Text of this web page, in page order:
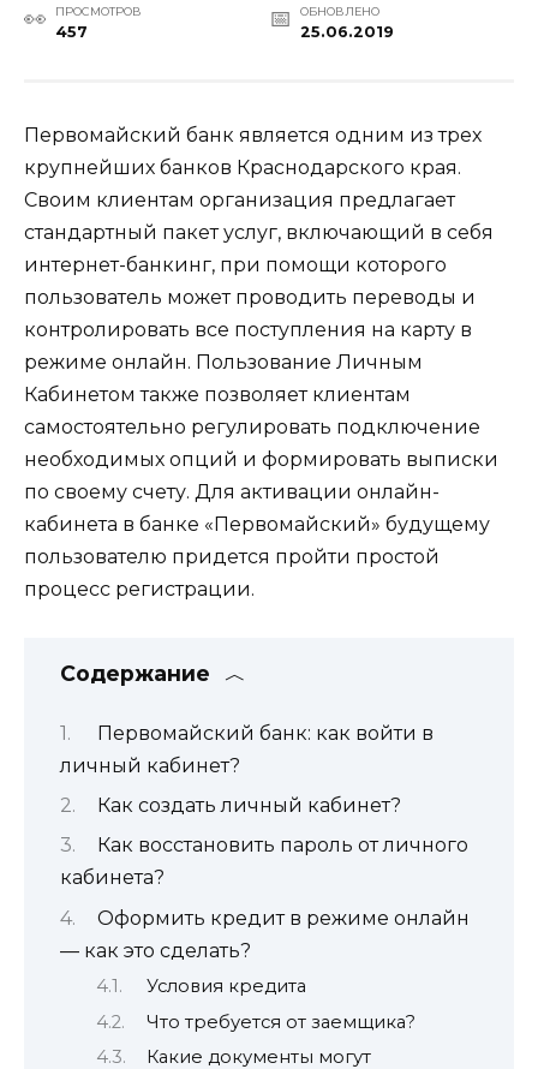
ПРОСМОТРОВ
457
ОБНОВЛЕНО
25.06.2019
Первомайский банк является одним из трех
крупнейших банков Краснодарского края.
Своим клиентам организация предлагает
стандартный пакет услуг, включающий в себя
интернет-банкинг, при помощи которого
пользователь может проводить переводы и
контролировать все поступления на карту в
режиме онлайн. Пользование Личным
Кабинетом также позволяет клиентам
самостоятельно регулировать подключение
необходимых опций и формировать выписки
по своему счету. Для активации онлайн-
кабинета в банке «Первомайский» будущему
пользователю придется пройти простой
процесс регистрации.
Содержание
Первомайский банк: как войти в
личный кабинет?
Как создать личный кабинет?
Как восстановить пароль от личного
кабинета?
Оформить кредит в режиме онлайн
— как это сделать?
Условия кредита
Что требуется от заемщика?
Какие документы могут